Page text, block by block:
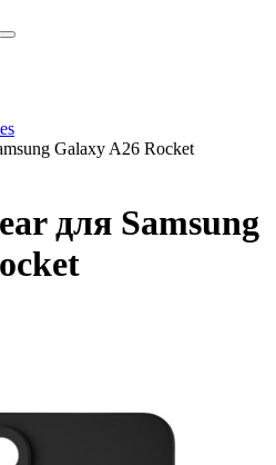
Galaxy A26 Rocket
для Samsung